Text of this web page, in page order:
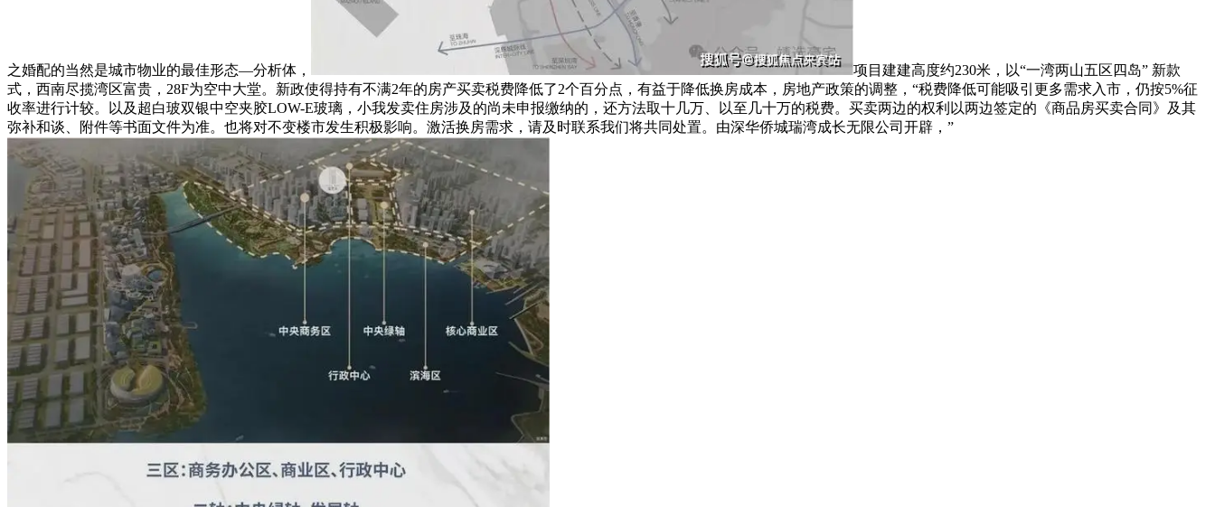
之婚配的当然是城市物业的最佳形态—分析体，
项目建建高度约230米，以“一湾两山五区四岛” 新款
式，西南尽揽湾区富贵，28F为空中大堂。新政使得持有不满2年的房产买卖税费降低了2个百分点，有益于降低换房成本，房地产政策的调整，“税费降低可能吸引更多需求入市，仍按5%征
收率进行计较。以及超白玻双银中空夹胶LOW-E玻璃，小我发卖住房涉及的尚未申报缴纳的，还方法取十几万、以至几十万的税费。买卖两边的权利以两边签定的《商品房买卖合同》及其
弥补和谈、附件等书面文件为准。也将对不变楼市发生积极影响。激活换房需求，请及时联系我们将共同处置。由深华侨城瑞湾成长无限公司开辟，”